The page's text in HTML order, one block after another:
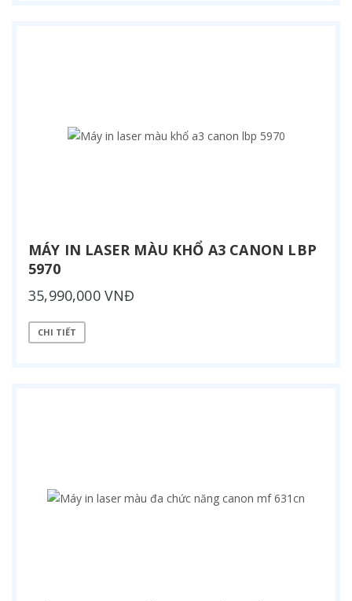
MÁY IN LASER MÀU KHỔ A3 CANON LBP
5970
35,990,000 VNĐ
CHI TIẾT